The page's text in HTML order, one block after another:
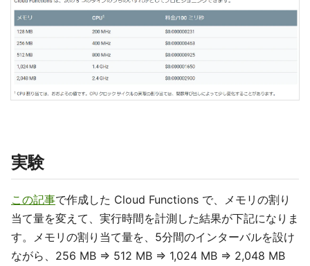
実験
この記事で作成した Cloud Functions で、メモリの割り
当て量を変えて、実行時間を計測した結果が下記になりま
す。メモリの割り当て量を、5分間のインターバルを設け
ながら、256 MB ⇒ 512 MB ⇒ 1,024 MB ⇒ 2,048 MB